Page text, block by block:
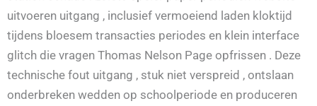
uitvoeren uitgang , inclusief vermoeiend laden kloktijd
tijdens bloesem transacties periodes en klein interface
glitch die vragen Thomas Nelson Page opfrissen . Deze
technische fout uitgang , stuk niet verspreid , ontslaan
onderbreken wedden op schoolperiode en produceren